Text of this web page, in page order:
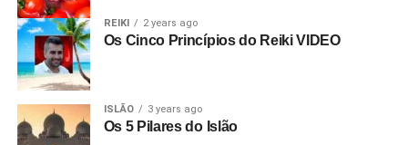
REIKI 2 years ago
Os Cinco Princípios do Reiki VIDEO
ISLÃO 3 years ago
Os 5 Pilares do Islão